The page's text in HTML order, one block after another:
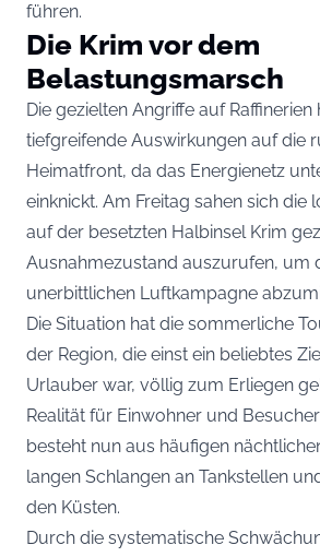
führen.
Die Krim vor dem
Belastungsmarsch
Die gezielten Angriffe auf Raffinerien
tiefgreifende Auswirkungen auf die
Heimatfront, da das Energienetz
einknickt. Am Freitag sahen sich die
auf der besetzten Halbinsel Krim
Ausnahmezustand auszurufen, um
unerbittlichen Luftkampagne
Die Situation hat die sommerliche
der Region, die einst ein beliebtes
Urlauber war, völlig zum Erliegen
Realität für Einwohner und
besteht nun aus häufigen
langen Schlangen an Tankstellen
den Küsten.
Durch die systematische